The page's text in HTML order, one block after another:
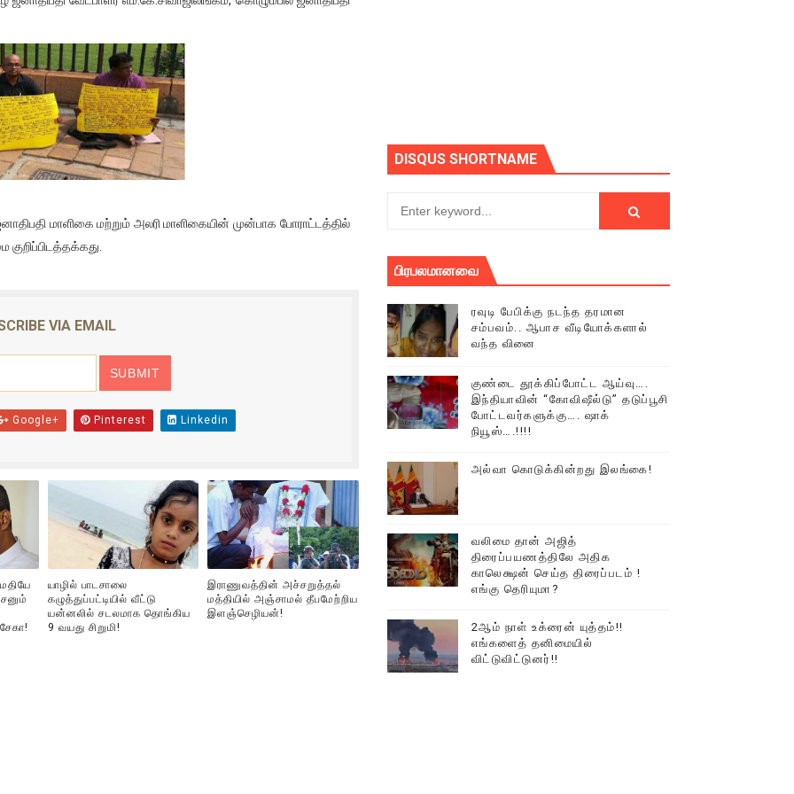
கண்டனப் போராட்டத்திற்கு கலந்துகொள்ளுமாறு அன்புரிமையோடு அழைக்கின்றோம்.
மாணவர்கள் தொடர்பில் நாடாளுமன்றத்தில் பகிரங்க கேள்வி
இலங்கைத் தமிழ் குடும்பம்!! நடந்தது என்ன
இலங்கை பாடலாசிரியர் வெளியிட்ட...
- கொதித்தெழுந்த பிரதேசவாசிகள்!
இடங்கள்...
கேணல் சங்கர் ஆகியோரின் நினைவெழுச்சி நாள் - 26.09.2021 சுவிஸ் (செய்தியும்,படங்களும்..)
தமிழின அழிப்பிற்கு நீதி கேட்டு நடைபெற்ற கவனயீர்ப்புப் போராட்டத்தில் திரண்ட தமிழ்மக்கள்!!
சபை கூட்டத்தில் இன்று உரை
அதிக காலெக்ஷன் செய்த திரைப்படம் ! எங்கு தெரியுமா?
மாளிகை மற்றும் அலரி மாளிகையின் முன்பாக போராட்டத்தில்
VIA EMAIL
Google+ Pinterest Linkedin
யாழில் பாடசாலை
கழுத்துப்பட்டியில் வீட்டு
யன்னலில் சடலமாக தொங்கிய
9 வயது சிறுமி!
இராணுவத்தின் அச்சறுத்தல்
மத்தியில் அஞ்சாமல் தீபமேற்றிய
இளஞ்செழியன்!
DISQUS SHORTNAME
பிரபலமானவை
ரவுடி பேபிக்கு நடந்த தரமான
சம்பவம்.. ஆபாச வீடியோக்களால்
வந்த வினை
குண்டை தூக்கிப்போட்ட ஆய்வு….
இந்தியாவின் “கோவிஷீல்டு” தடுப்பூசி
போட்டவர்களுக்கு…. ஷாக்
நியூஸ்….!!!!
அல்வா கொடுக்கின்றது இலங்கை!
வலிமை தான் அஜித்
திரைப்பயணத்திலே அதிக
காலெக்ஷன் செய்த திரைப்படம் !
எங்கு தெரியுமா?
2ஆம் நாள் உக்ரைன் யுத்தம்!!
எங்களைத் தனிமையில்
விட்டுவிட்டுனர்!!